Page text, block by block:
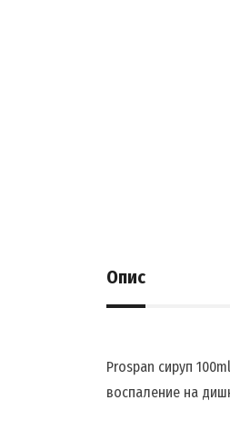
Опис
Prospan сируп
воспаление на